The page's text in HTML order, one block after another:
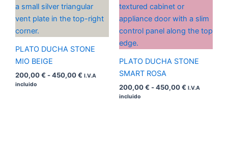
PLATO DUCHA STONE
MIO BEIGE
200,00€ -450,00€
precios:
desde
I.V.A
incluido
PLATO DUCHA STONE
SMART ROSA
200,00€ -450,00€
desde
200,00 €
hasta
I.V.A
incluido